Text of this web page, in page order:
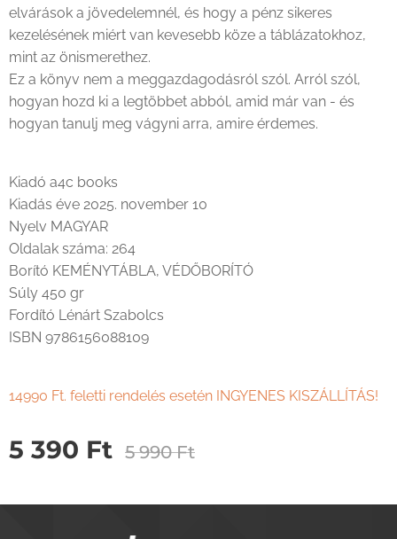
elvárások a jövedelemnél, és hogy a pénz sikeres
kezelésének miért van kevesebb köze a táblázatokhoz,
mint az önismerethez.
Ez a könyv nem a meggazdagodásról szól. Arról szól,
hogyan hozd ki a legtöbbet abból, amid már van - és
hogyan tanulj meg vágyni arra, amire érdemes.
Kiadó a4c books
Kiadás éve 2025. november 10
Nyelv MAGYAR
Oldalak száma: 264
Borító KEMÉNYTÁBLA, VÉDŐBORÍTÓ
Súly 450 gr
Fordító Lénárt Szabolcs
ISBN 9786156088109
14990 Ft. feletti rendelés esetén INGYENES KISZÁLLÍTÁS!
5 390 Ft 5 990Ft